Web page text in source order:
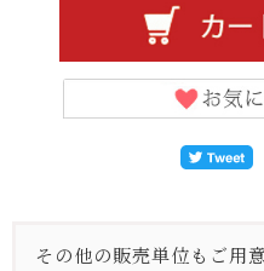
その他の販売単位もご用